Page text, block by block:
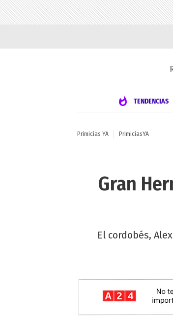
TENDENCIAS
Primicias YA PrimiciasYA
Gran
El cordobés,